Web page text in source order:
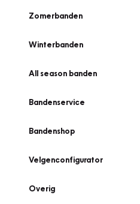
Zomerbanden
Winterbanden
All season banden
Bandenservice
Bandenshop
Velgenconfigurator
Overig